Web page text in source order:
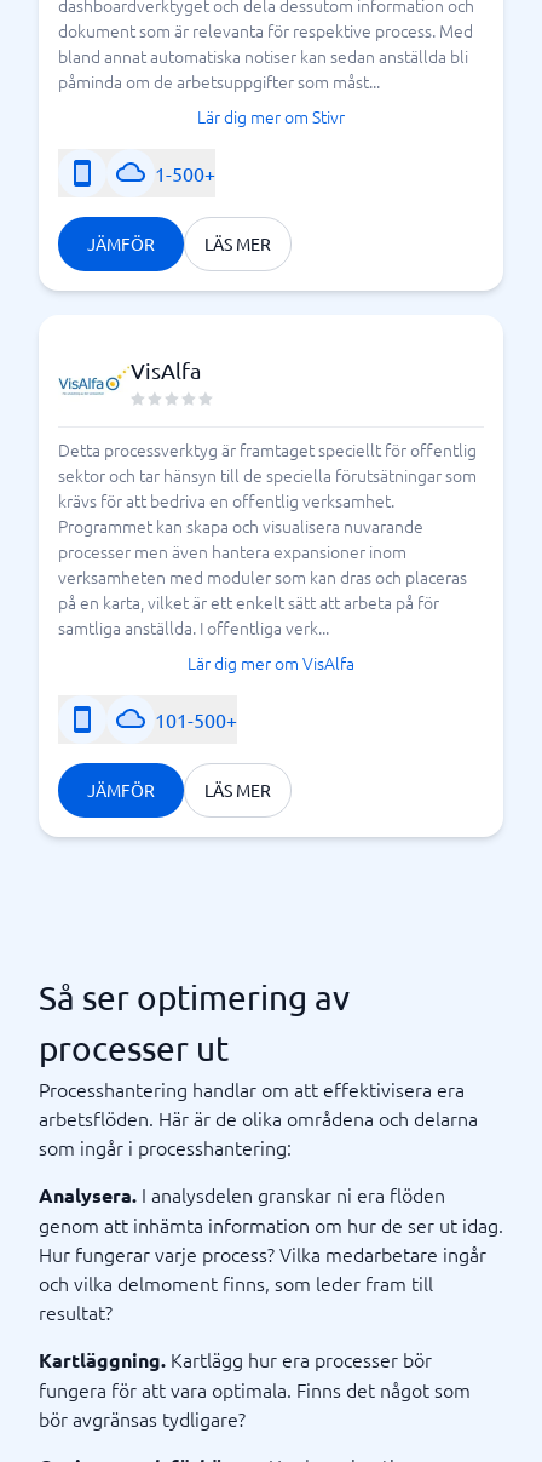
dashboardverktyget och dela dessutom information och
dokument som är relevanta för respektive process. Med
bland annat automatiska notiser kan sedan anställda bli
påminda om de arbetsuppgifter som måst...
Lär dig mer om Stivr
1-500+
JÄMFÖR LÄS MER
VisAlfa
Detta processverktyg är framtaget speciellt för offentlig
sektor och tar hänsyn till de speciella förutsätningar som
krävs för att bedriva en offentlig verksamhet.
Programmet kan skapa och visualisera nuvarande
processer men även hantera expansioner inom
verksamheten med moduler som kan dras och placeras
på en karta, vilket är ett enkelt sätt att arbeta på för
samtliga anställda. I offentliga verk...
Lär dig mer om VisAlfa
101-500+
JÄMFÖR LÄS MER
Så ser optimering av
processer ut
Processhantering handlar om att effektivisera era
arbetsflöden. Här är de olika områdena och delarna
som ingår i processhantering:
Analysera. I analysdelen granskar ni era flöden
genom att inhämta information om hur de ser ut idag.
Hur fungerar varje process? Vilka medarbetare ingår
och vilka delmoment finns, som leder fram till
resultat?
Kartläggning. Kartlägg hur era processer bör
fungera för att vara optimala. Finns det något som
bör avgränsas tydligare?